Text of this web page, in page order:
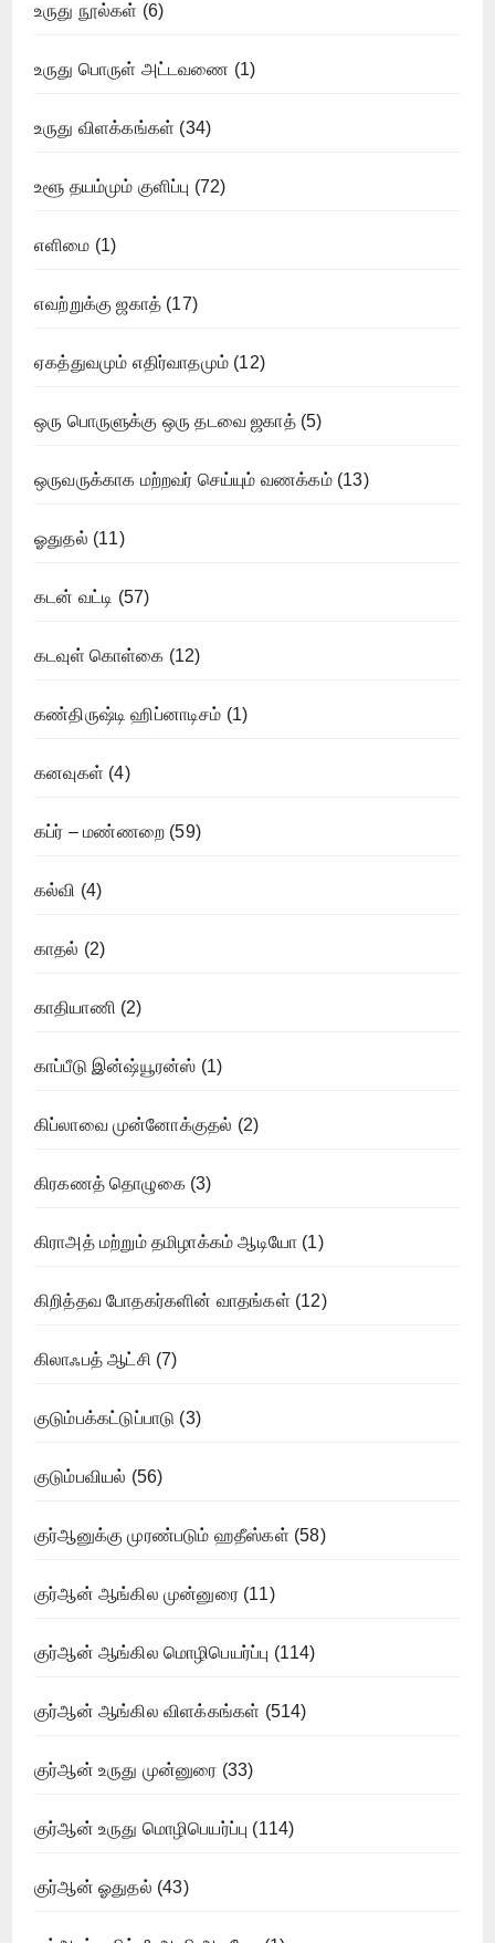
உருது நூல்கள் (6)
உருது பொருள் அட்டவணை (1)
உருது விளக்கங்கள் (34)
உளூ தயம்மும் குளிப்பு (72)
எளிமை (1)
எவற்றுக்கு ஜகாத் (17)
ஏகத்துவமும் எதிர்வாதமும் (12)
ஒரு பொருளுக்கு ஒரு தடவை ஜகாத்(5)
ஒருவருக்காக மற்றவர் செய்யும் வணக்கம்(13)
ஓதுதல் (11)
கடன் வட்டி (57)
கடவுள் கொள்கை (12)
கண்திருஷ்டி ஹிப்னாடிசம் (1)
கனவுகள் (4)
கப்ர் – மண்ணறை (59)
கல்வி (4)
காதல் (2)
காதியாணி (2)
காப்பீடு இன்ஷ்யூரன்ஸ் (1)
கிப்லாவை முன்னோக்குதல் (2)
கிரகணத் தொழுகை(3)
கிராஅத் மற்றும் தமிழாக்கம் ஆடியோ (1)
கிறித்தவ போதகர்களின் வாதங்கள் (12)
கிலாஃபத் ஆட்சி (7)
குடும்பக்கட்டுப்பாடு (3)
குடும்பவியல் (56)
குர்ஆனுக்கு முரண்படும் ஹதீஸ்கள் (58)
குர்ஆன் ஆங்கில முன்னுரை(11)
குர்ஆன் ஆங்கில மொழிபெயர்ப்பு (114)
குர்ஆன் ஆங்கில விளக்கங்கள் (514)
குர்ஆன் உருது முன்னுரை (33)
குர்ஆன் உருது மொழிபெயர்ப்பு (114)
குர்ஆன் ஓதுதல் (43)